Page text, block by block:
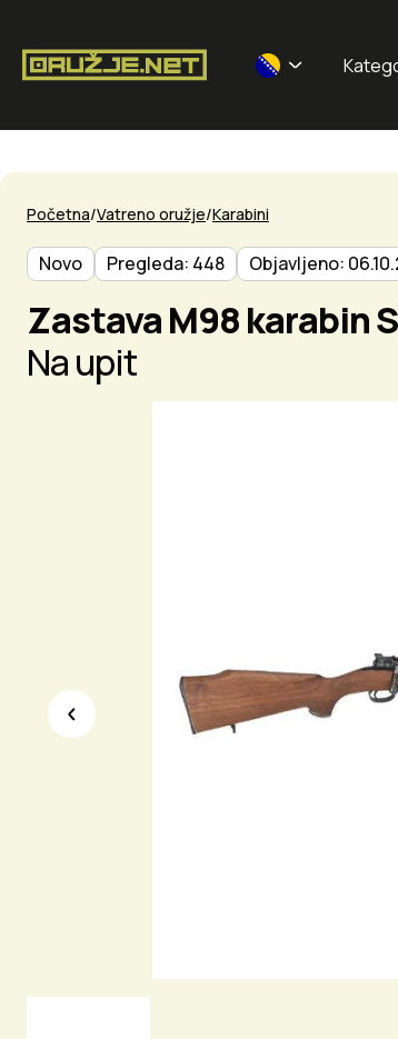
Selected
Početna Vatreno oružje Karabini
Novo Pregleda: 448 Objavljeno:
Zastava M98 karabin
Na upit